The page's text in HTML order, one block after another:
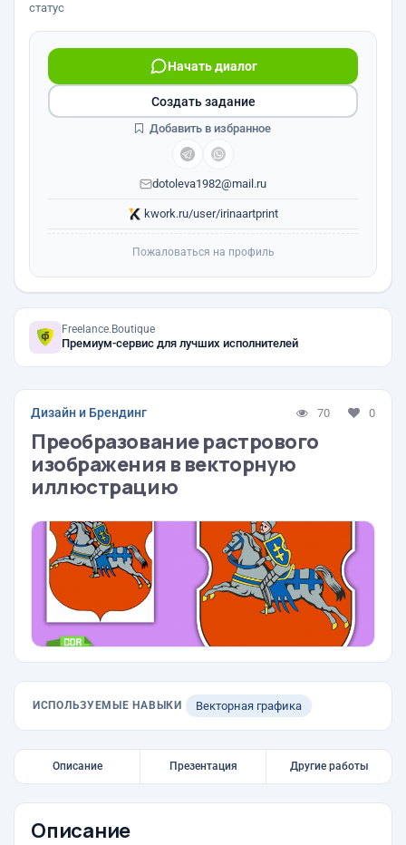
статус
Начать диалог
dotoleva1982@mail.ru
kwork.ru/user/irinaartprint
Создать задание
Добавить в избранное
Пожаловаться на профиль
Freelance.Boutique
Премиум-сервис для лучших исполнителей
Дизайн и Брендинг 70 0
Преобразование растрового
изображения в векторную
иллюстрацию
ИСПОЛЬЗУЕМЫЕ НАВЫКИ Векторная графика
Описание Презентация Другие работы
Описание